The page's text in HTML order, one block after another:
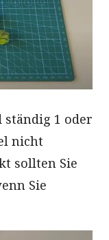
1 oder
nicht
sollten Sie
Sie